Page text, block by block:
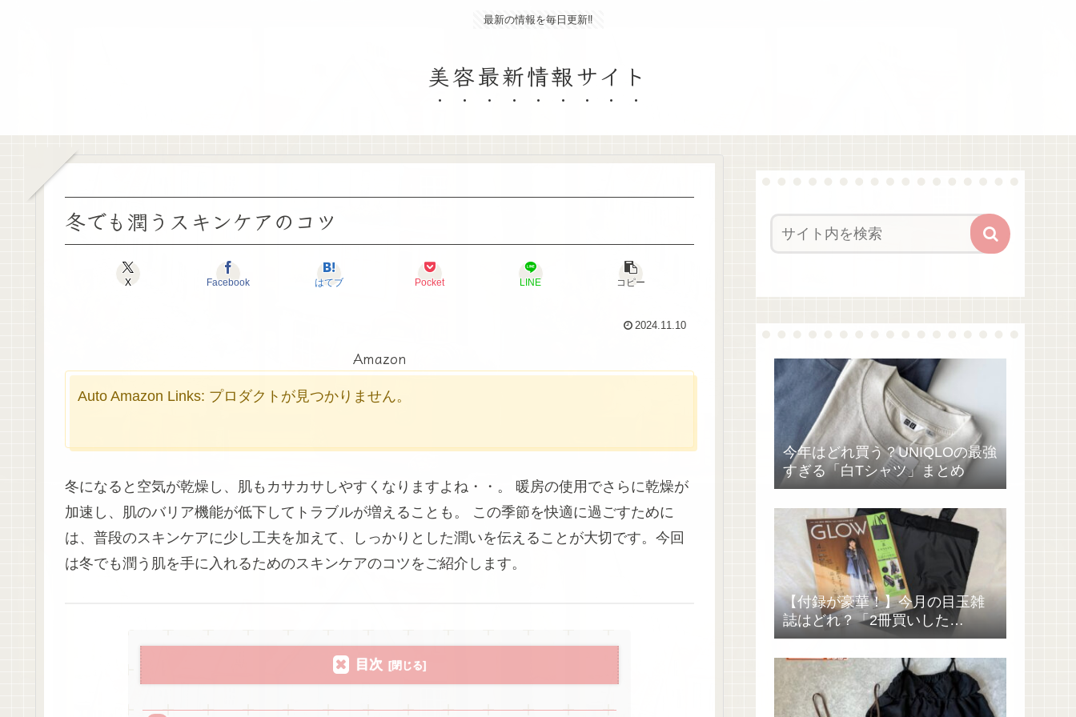
最新の情報を毎日更新‼
美容最新情報サイト
冬でも潤うスキンケアのコツ
X Facebook はてブ Pocket LINE コピー
2024.11.10
Amazon
Auto Amazon Links: プロダクトが見つかりません。
冬になると空気が乾燥し、肌もカサカサしやすくなりますよね・・。 暖房の使用でさらに乾燥が
加速し、肌のバリア機能が低下してトラブルが増えることも。 この季節を快適に過ごすために
は、普段のスキンケアに少し工夫を加えて、しっかりとした潤いを伝えることが大切です。今回
は冬でも潤う肌を手に入れるためのスキンケアのコツをご紹介します。
目次
今年はどれ買う？UNIQLOの最強
すぎる「白Tシャツ」まとめ
【付録が豪華！】今月の目玉雑
誌はどれ？「2冊買いした
い……」